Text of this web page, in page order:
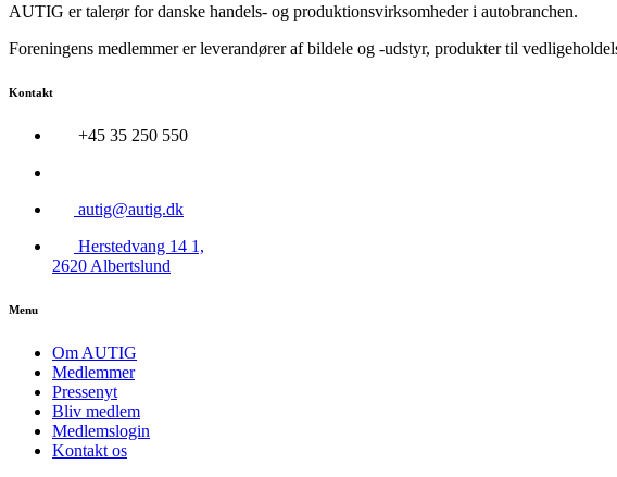
AUTIG er talerør for danske handels- og produktionsvirksomheder i autobranchen.
Foreningens medlemmer er leverandører af bildele og -udstyr, produkter til
Kontakt
+45 35 250 550
autig@autig.dk
Herstedvang 14 1,
2620 Albertslund
Menu
Om AUTIG
Medlemmer
Pressenyt
Bliv medlem
Medlemslogin
Kontakt os